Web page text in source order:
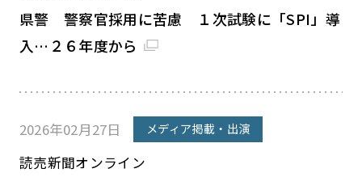
県警 警察官採用に苦慮 １次試験に「SPI」導
入…２６年度から
2026年02月27日 メディア掲載・出演
読売新聞オンライン